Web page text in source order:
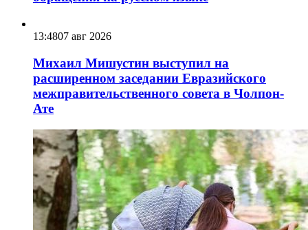
13:4807 авг 2026
Михаил Мишустин выступил на
расширенном заседании Евразийского
межправительственного совета в Чолпон-
Ате